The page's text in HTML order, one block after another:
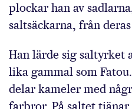
plockar han av
saltsäckarna, från
Han lärde sig saltyrket
lika gammal som
delar kameler med
farbror. På saltet